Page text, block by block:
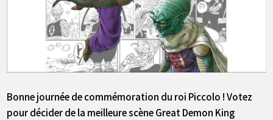
Bonne journée de commémoration du roi Piccolo ! Votez
pour décider de la meilleure scène Great Demon King